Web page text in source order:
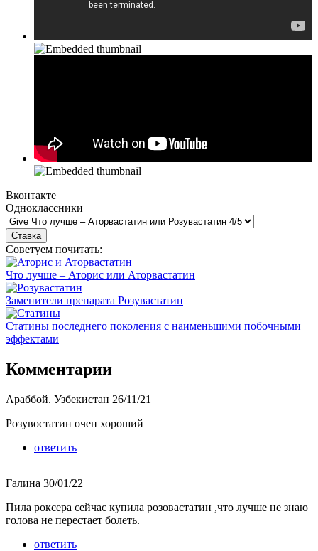
Вконтакте
Одноклассники
Советуем почитать:
Что лучше – Аторис или Аторвастатин
Заменители препарата Розувастатин
Статины последнего поколения с наименьшими побочными
эффектами
Комментарии
Араббой. Узбекистан 26/11/21
Розувостатин очен хороший
ответить
Галина 30/01/22
Пила роксера сейчас купила розовастатин ,что лучше не знаю
голова не перестает болеть.
ответить